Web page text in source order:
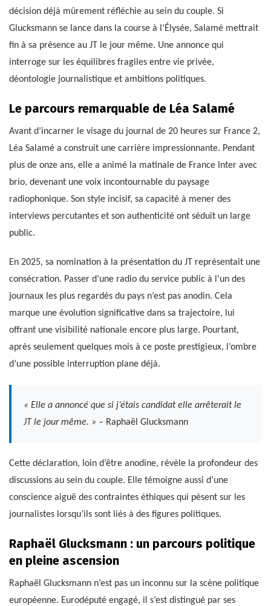
décision déjà mûrement réfléchie au sein du couple. Si
Glucksmann se lance dans la course à l’Élysée, Salamé mettrait
fin à sa présence au JT le jour même. Une annonce qui
interroge sur les équilibres fragiles entre vie privée,
déontologie journalistique et ambitions politiques.
Le parcours remarquable de Léa Salamé
Avant d’incarner le visage du journal de 20 heures sur France 2,
Léa Salamé a construit une carrière impressionnante. Pendant
plus de onze ans, elle a animé la matinale de France Inter avec
brio, devenant une voix incontournable du paysage
radiophonique. Son style incisif, sa capacité à mener des
interviews percutantes et son authenticité ont séduit un large
public.
En 2025, sa nomination à la présentation du JT représentait une
consécration. Passer d’une radio du service public à l’un des
journaux les plus regardés du pays n’est pas anodin. Cela
marque une évolution significative dans sa trajectoire, lui
offrant une visibilité nationale encore plus large. Pourtant,
après seulement quelques mois à ce poste prestigieux, l’ombre
d’une possible interruption plane déjà.
« Elle a annoncé que si j’étais candidat elle arrêterait le
JT le jour même. » – Raphaël Glucksmann
Cette déclaration, loin d’être anodine, révèle la profondeur des
discussions au sein du couple. Elle témoigne aussi d’une
conscience aiguë des contraintes éthiques qui pèsent sur les
journalistes lorsqu’ils sont liés à des figures politiques.
Raphaël Glucksmann : un parcours politique
en pleine ascension
Raphaël Glucksmann n’est pas un inconnu sur la scène politique
européenne. Eurodéputé engagé, il s’est distingué par ses